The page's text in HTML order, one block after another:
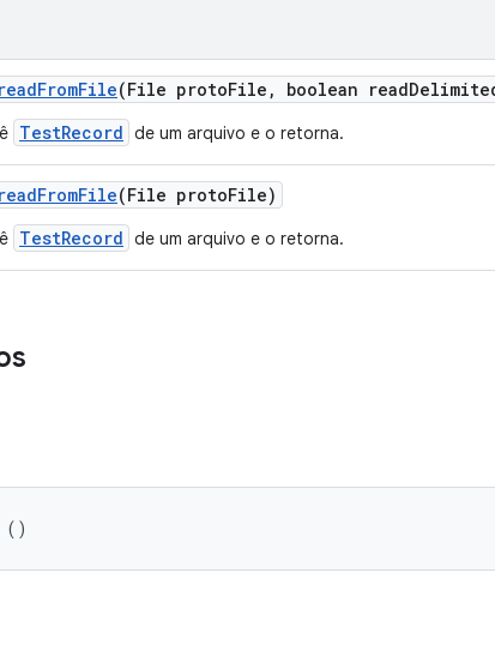
readFromFile(File protoFile , boolean read
TestRecord de um arquivo e o retorna.
readFromFile(File protoFile)
TestRecord de um arquivo e o retorna.
()